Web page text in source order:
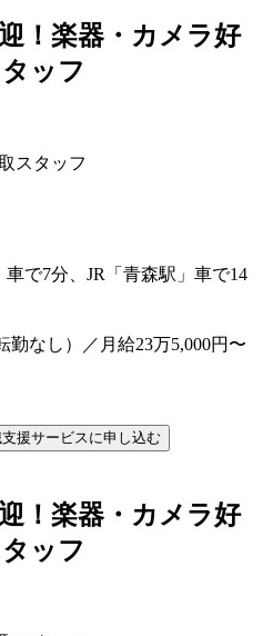
！楽器・カメラ好
ッフ
スタッフ
で7分、JR「青森駅」車で14
勤なし）／月給23万5,000円〜
援サービスに申し込む
！楽器・カメラ好
ッフ